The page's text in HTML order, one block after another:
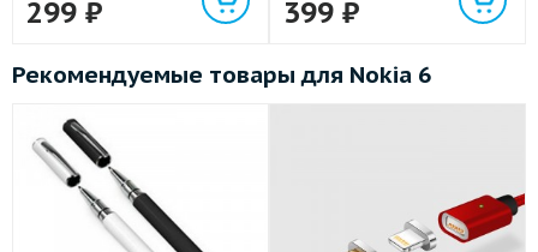
299 ₽ 399 ₽
Рекомендуемые товары для Nokia 6